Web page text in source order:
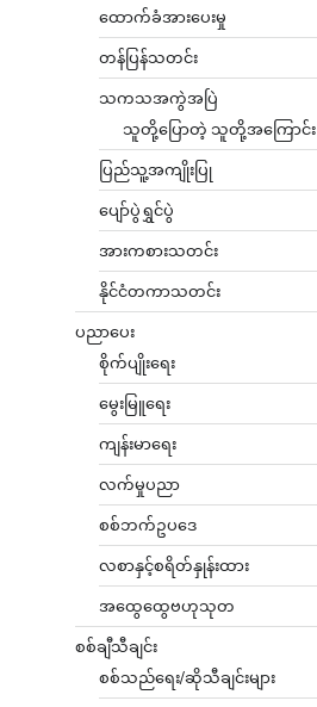
ထောက်ခံအားပေးမှု
တန်ပြန်သတင်း
သကသအကွဲအပြဲ
သူတို့ပြောတဲ့ သူတို့အကြောင်း
ပြည်သူ့အကျိုးပြု
ပျော်ပွဲရွှင်ပွဲ
အားကစားသတင်း
နိုင်ငံတကာသတင်း
ပညာပေး
စိုက်ပျိုးရေး
မွေးမြူရေး
ကျန်းမာရေး
လက်မှုပညာ
စစ်ဘက်ဥပဒေ
လစာနှင့်စရိတ်နှုန်းထား
အထွေထွေဗဟုသုတ
စစ်ချီသီချင်း
စစ်သည်ရေး/ဆိုသီချင်းများ